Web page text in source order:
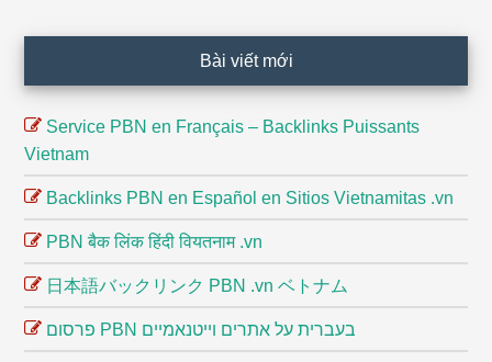
Bài viết mới
Service PBN en Français – Backlinks Puissants
Vietnam
Backlinks PBN en Español en Sitios Vietnamitas .vn
PBN बैक लिंक हिंदी वियतनाम .vn
日本語バックリンク PBN .vn ベトナム
פרסום PBN בעברית על אתרים וייטנאמיים